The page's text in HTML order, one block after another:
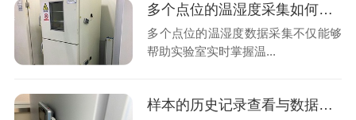
多个点位的温湿度采集如何将数据统一上传至同一云端平台呢?26.7.30
多个点位的温湿度数据采集不仅能够
帮助实验室实时掌握温...
样本的历史记录查看与数据分析功能是决定温湿度数据的关键吗?26.7.28